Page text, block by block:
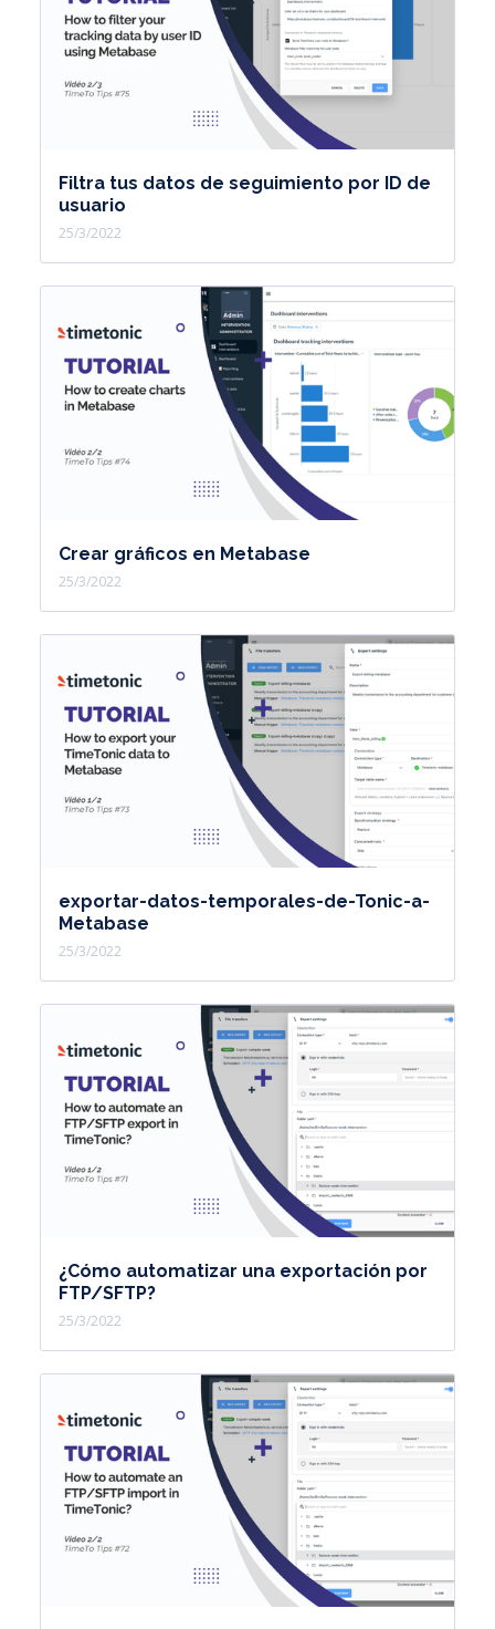
Filtra tus datos de seguimiento por ID de
usuario
25/3/2022
Crear gráficos en Metabase
25/3/2022
exportar-datos-temporales-de-Tonic-a-
Metabase
25/3/2022
¿Cómo automatizar una exportación por
FTP/SFTP?
25/3/2022